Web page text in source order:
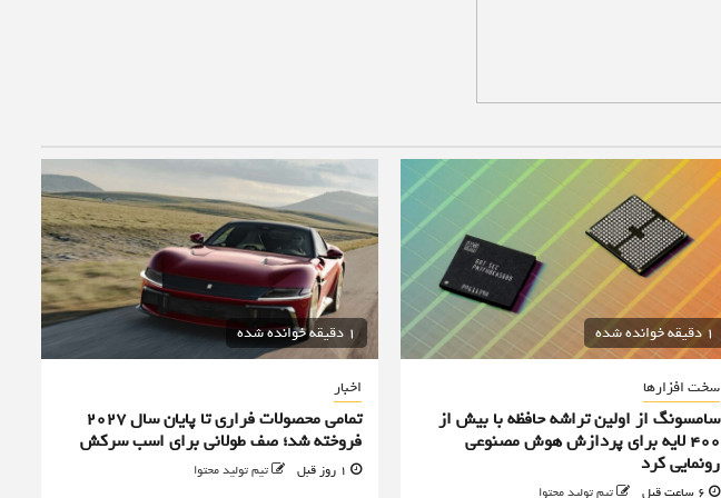
1 دقیقه خوانده شده
سخت افزارها
سامسونگ از اولین تراشه حافظه با بیش از
۴۰۰ لایه برای پردازش هوش مصنوعی
رونمایی کرد
تیم تولید محتوا
1 دقیقه خوانده شده
اخبار
تمامی محصولات فراری تا پایان سال ۲۰۲۷
فروخته شد؛ صف طولانی برای اسب سرکش
تیم تولید محتوا